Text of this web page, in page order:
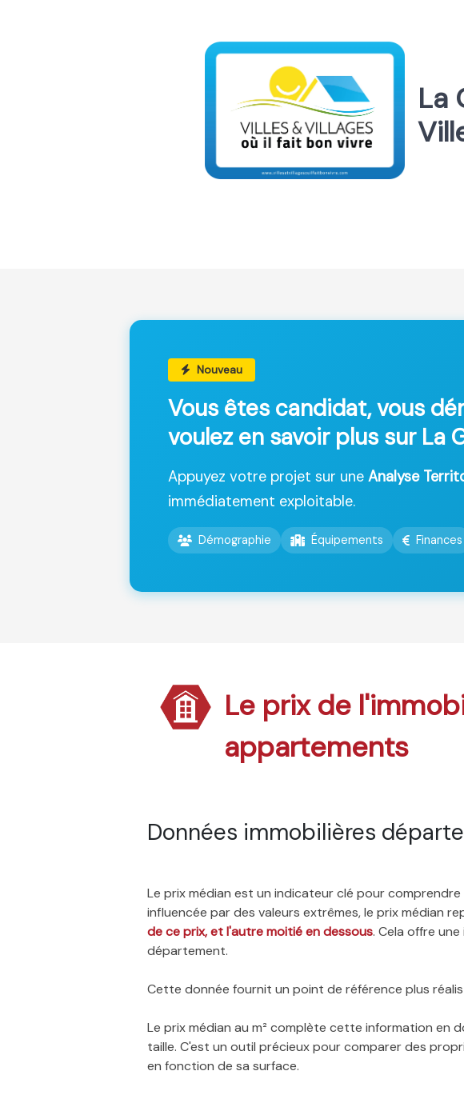
La
Nouveau
Vous êtes candidat, vous
voulez en savoir plus sur La
Appuyez votre projet sur une Analyse
immédiatement exploitable.
Démographie Équipements Finances
Le prix de
appartements
Données immobilières
Le prix médian est un indicateur clé pour
influencée par des valeurs extrêmes, le prix médian
de ce prix, et l'autre moitié en dessous. Cela offre
département.
Cette donnée fournit un point de référence plus
Le prix médian au m² complète cette information en
taille. C'est un outil précieux pour comparer des
en fonction de sa surface.